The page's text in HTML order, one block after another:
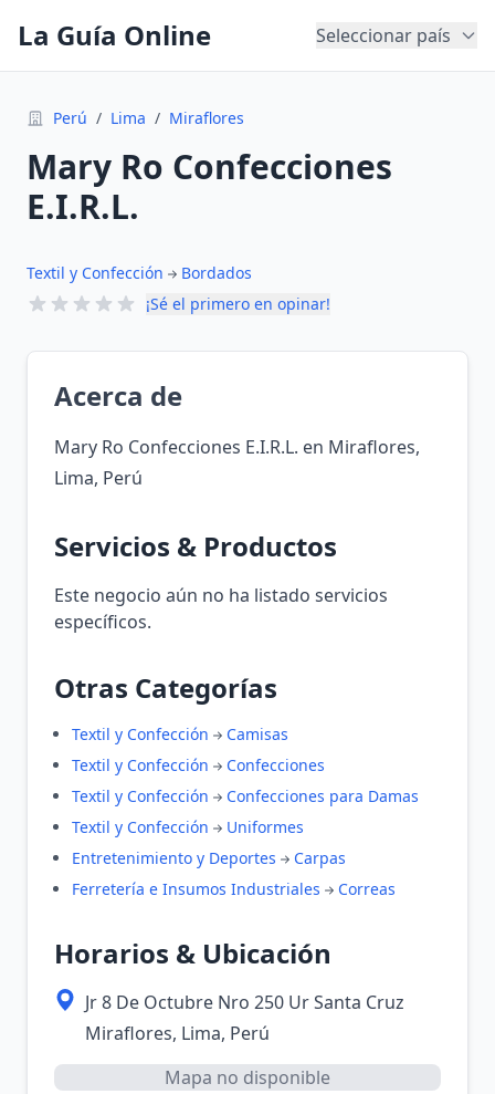
La Guía Online Seleccionar país
Perú / Lima / Miraflores
Mary Ro Confecciones
E.I.R.L.
Textil y Confección
Bordados
¡Sé el primero en opinar!
Acerca de
Mary Ro Confecciones E.I.R.L. en Miraflores,
Lima, Perú
Servicios & Productos
Este negocio aún no ha listado servicios
específicos.
Otras Categorías
Textil y Confección
Camisas
Textil y Confección
Confecciones
Textil y Confección
Confecciones para Damas
Textil y Confección
Uniformes
Entretenimiento y Deportes
Carpas
Ferretería e Insumos Industriales
Correas
Horarios & Ubicación
Jr 8 De Octubre Nro 250 Ur Santa Cruz
Miraflores, Lima, Perú
Mapa no disponible